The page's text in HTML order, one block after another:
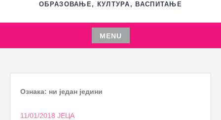
ОБРАЗОВАЊЕ, КУЛТУРА, ВАСПИТАЊЕ
MENU
Skip
content
Ознака: ни један једини
11/01/2018 ЈЕЦА